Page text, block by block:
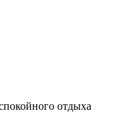
отдыха